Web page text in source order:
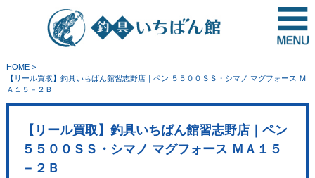
HOME>
【リール買取】釣具いちばん館習志野店｜ペン ５５００ＳＳ・シマノ マグフォース Ｍ
Ａ１５－２Ｂ
【リール買取】釣具いちばん館習志野店｜ペン
５５００ＳＳ・シマノ マグフォース ＭＡ１５
－２Ｂ